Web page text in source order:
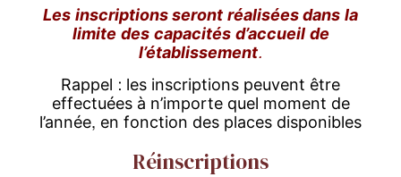
Les inscriptionsseront réaliséesdans la
limite des capacités d’accueil de
l’établissement.
Rappel : les inscriptions peuvent être
effectuées à n’importe quel moment de
l’année, en fonction des places disponibles
Réinscriptions